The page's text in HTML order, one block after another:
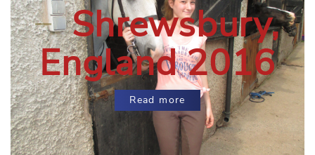
Shrewsbury,
England 2016
Read more